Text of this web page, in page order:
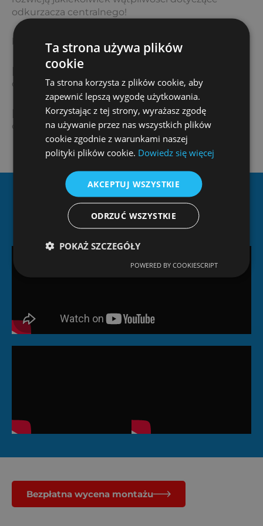
odkurzacza centralnego!
biuro@ziterm.pl
[page-generator-pro-related-links limit=”3″
orderby=”rand” order=”asc” group_id=”1550″]
[page-generator-pro-related-links limit=”3″
orderby=”rand” order=”desc” group_id=”1550″]
Dlaczego Ziterm?
Bezpłatna wycena montażu
Ta strona używa plików
cookie
Ta strona korzysta z plików cookie, aby
zapewnić lepszą wygodę użytkowania.
Korzystając z tej strony, wyrażasz zgodę
na używanie przez nas wszystkich plików
cookie zgodnie z warunkami naszej
polityki plików cookie. Dowiedz się więcej
AKCEPTUJ WSZYSTKIE
ODRZUĆ WSZYSTKIE
POKAŻ SZCZEGÓŁY
POWERED BY COOKIESCRIPT